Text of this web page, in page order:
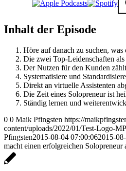
Inhalt der Episode
Höre auf danach zu suchen, was
Die zwei Top-Leidenschaften
Der Nutzen für den Kunden zählt
Systematisiere und
Direkt an virtuelle Assistenten
Die Zeit eines Solopreneur ist
Ständig lernen und
0 0 Maik Pfingsten https://
content/uploads/2022/01/Test-Logo-
Pfingsten2015-08-04 07:00:062015-
macht einen erfolgreichen Solopreneur